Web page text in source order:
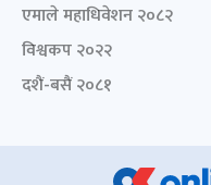
एमाले महाधिवेशन २०८२
विश्वकप २०२२
दशैं-बसैं २०८१